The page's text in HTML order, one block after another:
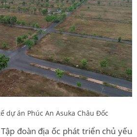
dự án Phúc An Asuka Châu Đốc
đoàn địa ốc phát triển chủ yếu